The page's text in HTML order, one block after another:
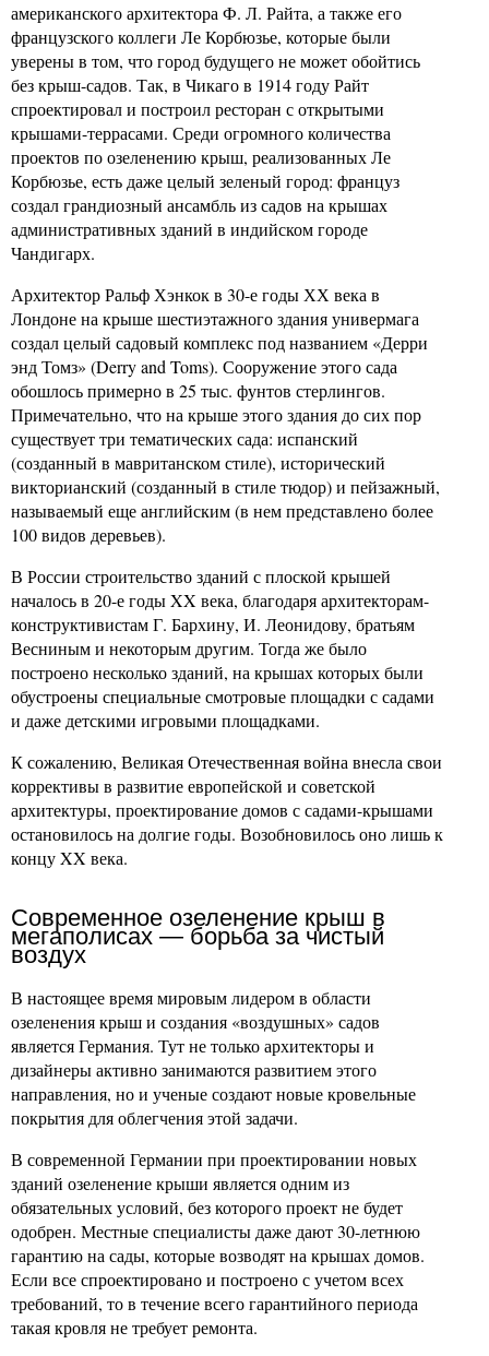
американского архитектора Ф. Л. Райта, а также его
французского коллеги Ле Корбюзье, которые были
уверены в том, что город будущего не может обойтись
без крыш-садов. Так, в Чикаго в 1914 году Райт
спроектировал и построил ресторан с открытыми
крышами-террасами. Среди огромного количества
проектов по озеленению крыш, реализованных Ле
Корбюзье, есть даже целый зеленый город: француз
создал грандиозный ансамбль из садов на крышах
административных зданий в индийском городе
Чандигарх.
Архитектор Ральф Хэнкок в 30-е годы ХХ века в
Лондоне на крыше шестиэтажного здания универмага
создал целый садовый комплекс под названием «Дерри
энд Томз» (Derry and Toms). Сооружение этого сада
обошлось примерно в 25 тыс. фунтов стерлингов.
Примечательно, что на крыше этого здания до сих пор
существует три тематических сада: испанский
(созданный в мавританском стиле), исторический
викторианский (созданный в стиле тюдор) и пейзажный,
называемый еще английским (в нем представлено более
100 видов деревьев).
В России строительство зданий с плоской крышей
началось в 20-е годы XX века, благодаря архитекторам-
конструктивистам Г. Бархину, И. Леонидову, братьям
Весниным и некоторым другим. Тогда же было
построено несколько зданий, на крышах которых были
обустроены специальные смотровые площадки с садами
и даже детскими игровыми площадками.
К сожалению, Великая Отечественная война внесла свои
коррективы в развитие европейской и советской
архитектуры, проектирование домов с садами-крышами
остановилось на долгие годы. Возобновилось оно лишь к
концу XX века.
Современное озеленение крыш в
мегаполисах — борьба за чистый
воздух
В настоящее время мировым лидером в области
озеленения крыш и создания «воздушных» садов
является Германия. Тут не только архитекторы и
дизайнеры активно занимаются развитием этого
направления, но и ученые создают новые кровельные
покрытия для облегчения этой задачи.
В современной Германии при проектировании новых
зданий озеленение крыши является одним из
обязательных условий, без которого проект не будет
одобрен. Местные специалисты даже дают 30-летнюю
гарантию на сады, которые возводят на крышах домов.
Если все спроектировано и построено с учетом всех
требований, то в течение всего гарантийного периода
такая кровля не требует ремонта.